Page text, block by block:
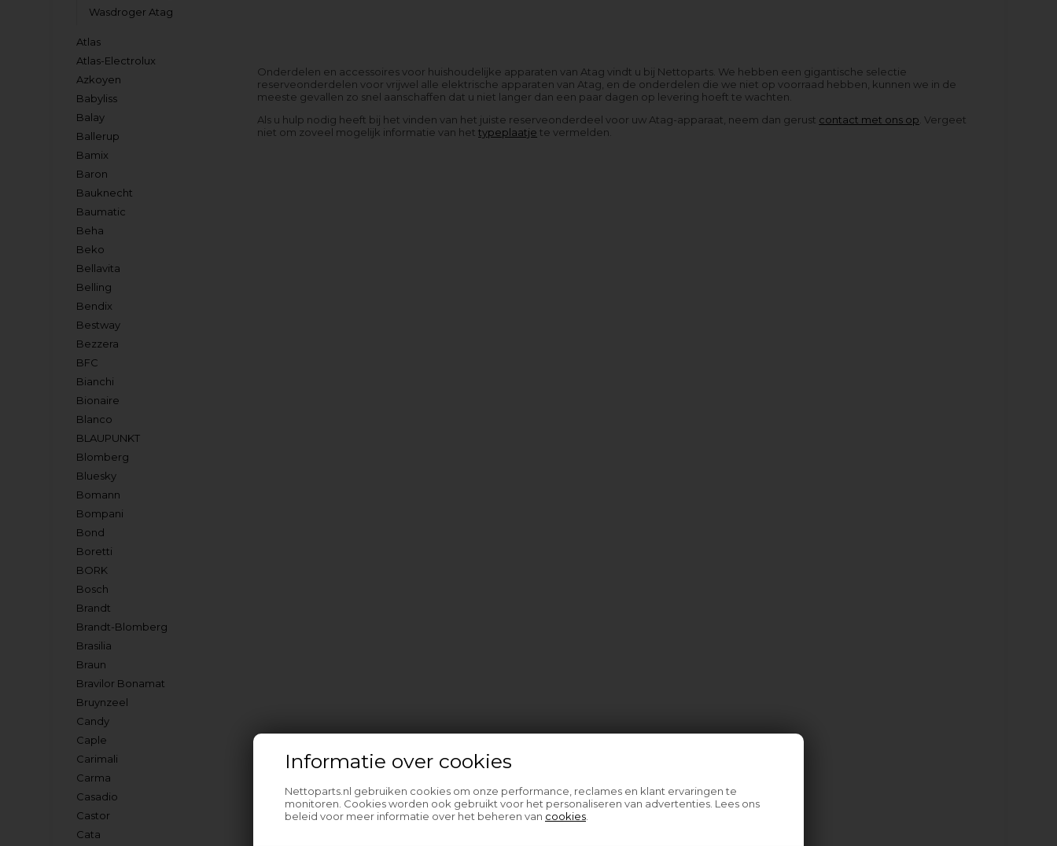
Informatie over cookies
Nettoparts.nl gebruiken cookies om onze performance, reclames en klant ervaringen te
monitoren. Cookies worden ook gebruikt voor het personaliseren van advertenties. Lees ons
beleid voor meer informatie over het beheren van cookies
Wasdroger Atag
Atlas
Atlas-Electrolux
Azkoyen
Babyliss
Balay
Ballerup
Bamix
Baron
Bauknecht
Baumatic
Beha
Beko
Bellavita
Belling
Bendix
Bestway
Bezzera
BFC
Bianchi
Bionaire
Blanco
BLAUPUNKT
Blomberg
Bluesky
Bomann
Bompani
Bond
Boretti
BORK
Bosch
Brandt
Brandt-Blomberg
Brasilia
Braun
Bravilor Bonamat
Bruynzeel
Candy
Caple
Carimali
Carma
Casadio
Castor
Cata
Onderdelen en accessoires voor huishoudelijke apparaten van Atag vindt u bij Nettoparts. We hebben een gigantische selectie
reserveonderdelen voor vrijwel alle elektrische apparaten van Atag, en de onderdelen die we niet op voorraad hebben, kunnen we in de
meeste gevallen zo snel aanschaffen dat u niet langer dan een paar dagen op levering hoeft te wachten.
Als u hulp nodig heeft bij het vinden van het juiste reserveonderdeel voor uw Atag-apparaat, neem dan gerust contact met ons op . Vergeet
niet om zoveel mogelijk informatie van hettypeplaatje te vermelden.